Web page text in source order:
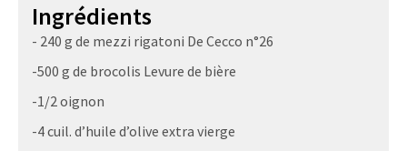
Ingrédients
- 240 g de mezzi rigatoni De Cecco n°26
-500 g de brocolis Levure de bière
-1/2 oignon
-4 cuil. d’huile d’olive extra vierge